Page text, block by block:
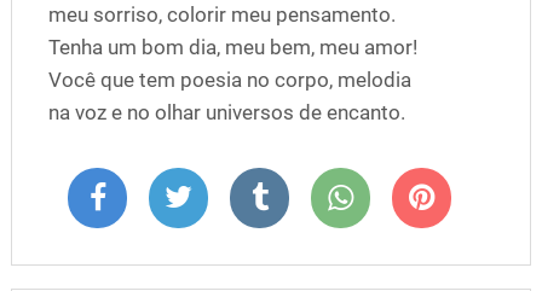
meu sorriso, colorir meu pensamento.
Tenha um bom dia, meu bem, meu amor!
Você que tem poesia no corpo, melodia
na voz e no olhar universos de encanto.